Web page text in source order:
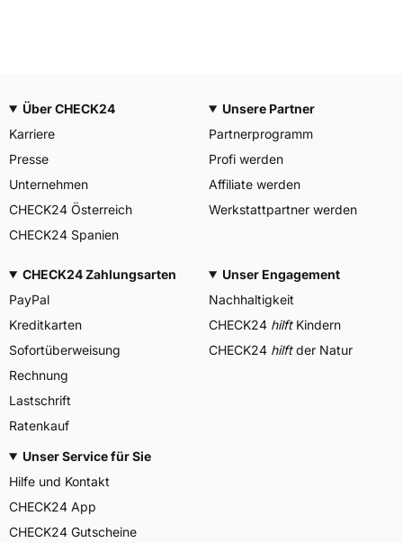
Über CHECK24
Karriere
Presse
Unternehmen
CHECK24 Österreich
CHECK24 Spanien
Unsere Partner
Partnerprogramm
Profi werden
Affiliate werden
Werkstattpartner werden
CHECK24 Zahlungsarten
PayPal
Kreditkarten
Sofortüberweisung
Rechnung
Lastschrift
Ratenkauf
Unser Engagement
Nachhaltigkeit
CHECK24 hilftKindern
CHECK24 hilftder Natur
Unser Service für Sie
Hilfe und Kontakt
CHECK24 App
CHECK24 Gutscheine